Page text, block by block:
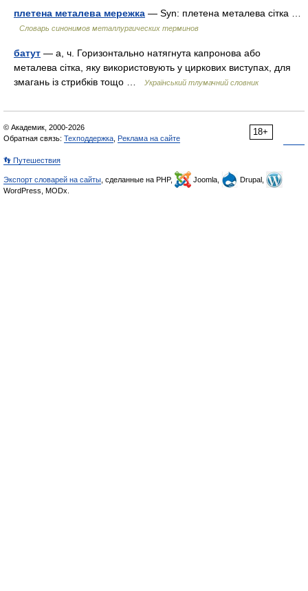
плетена металева мережка — Syn: плетена металева сітка …
Словарь синонимов металлургических терминов
батут — а, ч. Горизонтально натягнута капронова або
металева сітка, яку використовують у циркових виступах, для
змагань із стрибків тощо …
Український тлумачний словник
18+
© Академик, 2000-2026
Обратная связь: Техподдержка Реклама на сайте
👣 Путешествия
Экспорт словарей на сайты , сделанные на PHP, Joomla,
Drupal,
WordPress, MODx.